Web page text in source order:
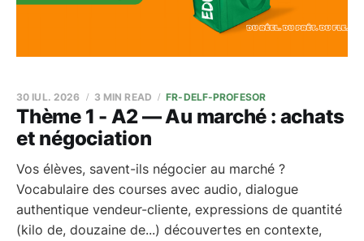
Thème 1 - A2 — Au marché : achats
et négociation
30 IUL. 2026 3 MIN READ FR-DELF-PROFESOR
Vos élèves, savent-ils négocier au marché ?
Vocabulaire des courses avec audio, dialogue
authentique vendeur-cliente, expressions de quantité
(kilo de, douzaine de...) découvertes en contexte,